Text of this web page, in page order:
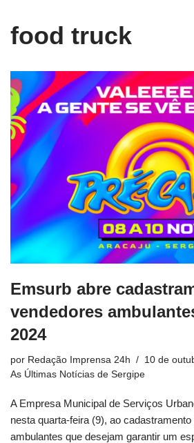
food truck
Emsurb abre
vendedores
2024
por Redação Imprensa 24h
10 de
As Últimas Notícias de Sergipe
A Empresa Municipal de Serviços
nesta quarta-feira (9), ao
ambulantes que desejam garantir um